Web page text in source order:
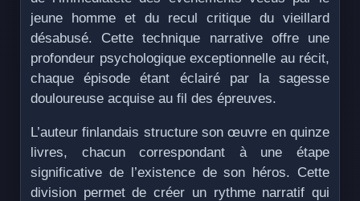
jeune homme et du recul critique du vieillard
désabusé. Cette technique narrative offre une
profondeur psychologique exceptionnelle au récit,
chaque épisode étant éclairé par la sagesse
douloureuse acquise au fil des épreuves.
L’auteur finlandais structure son œuvre en quinze
livres, chacun correspondant à une étape
significative de l’existence de son héros. Cette
division permet de créer un rythme narratif qui